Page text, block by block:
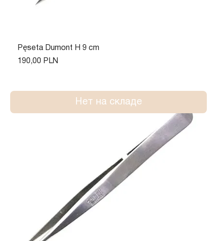
Pęseta Dumont H 9 cm
Цена
190,00 PLN
Нет на складе